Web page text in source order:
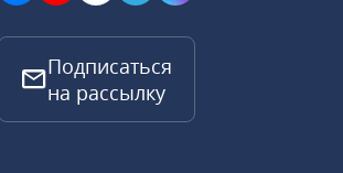
Подписаться
на рассылку